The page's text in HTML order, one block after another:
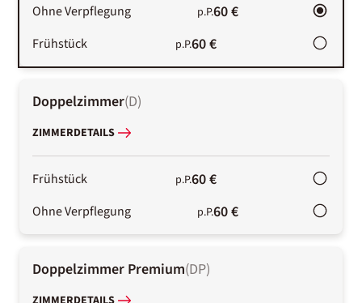
Ohne Verpflegung p.P.60 €
Frühstück p.P.60 €
Doppelzimmer(D)
ZIMMERDETAILS
Frühstück p.P.60 €
Ohne Verpflegung p.P.60 €
Doppelzimmer Premium(DP)